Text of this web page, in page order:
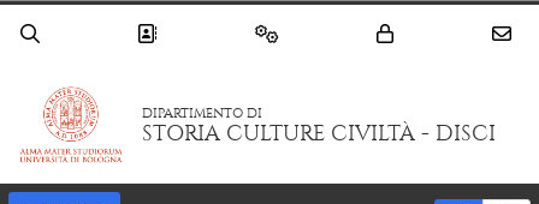
DIPARTIMENTO DI
STORIA CULTURE CIVILTÀ - DISCI